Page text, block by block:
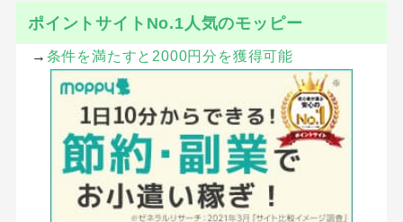
ポイントサイトNo.1人気のモッピー
→ 条件を満たすと2000円分を獲得可能